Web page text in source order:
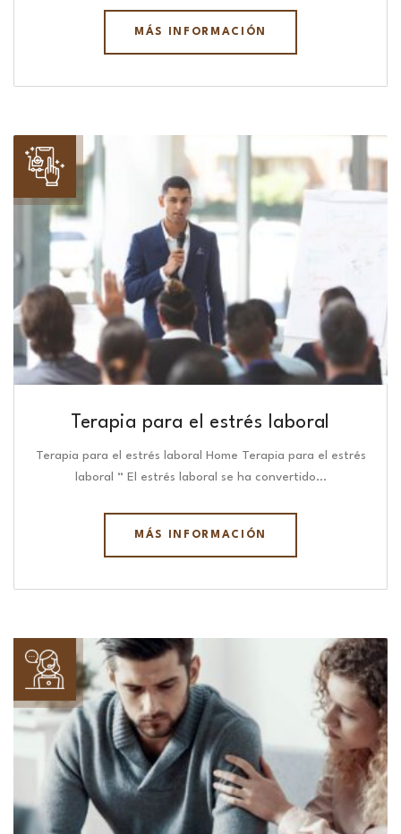
MÁS INFORMACIÓN
Terapia para el estrés laboral
Terapia para el estrés laboral Home Terapia para el estrés
laboral “ El estrés laboral se ha convertido…
MÁS INFORMACIÓN